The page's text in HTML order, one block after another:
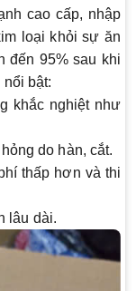
cao cấp, nhập
loại khỏi sự ăn
đến 95% sau khi
nổi bật:
khắc nghiệt như
do hàn, cắt.
thấp hơn và thi
lâu dài.